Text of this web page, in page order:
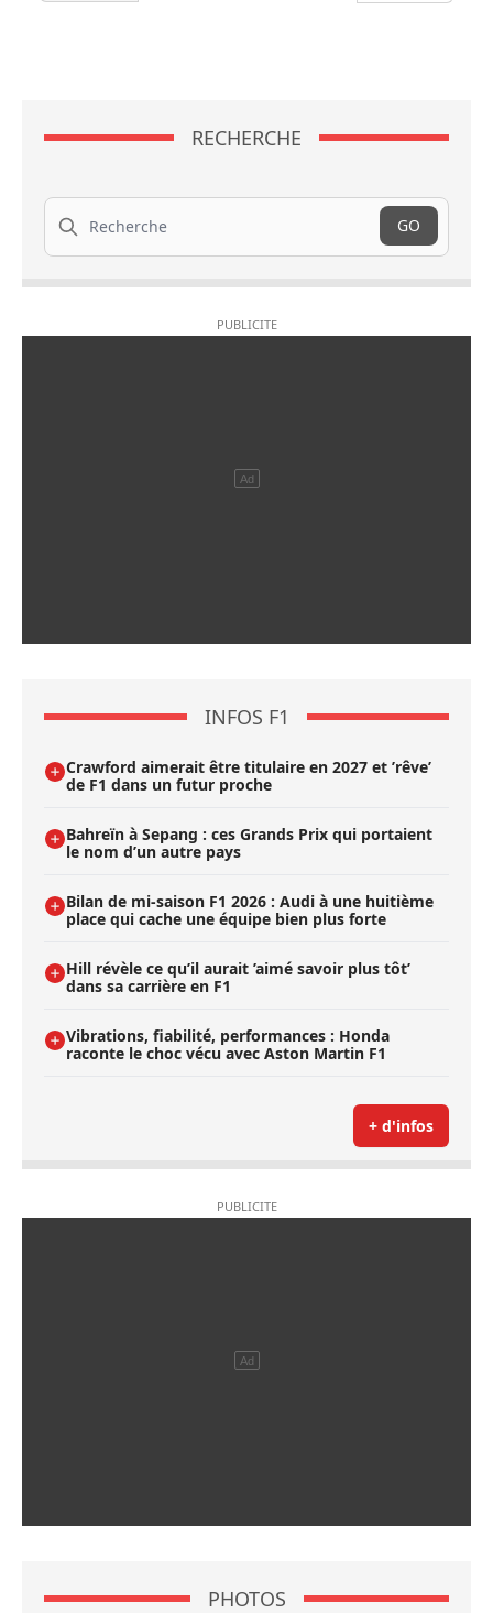
RECHERCHE
Recherche
GO
INFOS F1
Crawford aimerait être titulaire en 2027 et ’rêve’
de F1 dans un futur proche
Bahreïn à Sepang : ces Grands Prix qui portaient
le nom d’un autre pays
Bilan de mi-saison F1 2026 : Audi à une huitième
place qui cache une équipe bien plus forte
Hill révèle ce qu’il aurait ’aimé savoir plus tôt’
dans sa carrière en F1
Vibrations, fiabilité, performances : Honda
raconte le choc vécu avec Aston Martin F1
+ d'infos
PHOTOS